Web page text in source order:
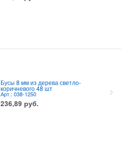
Бусы 8 мм из дерева светло-
коричневого 48 шт
Арт.: 038-1250
236,89 руб.